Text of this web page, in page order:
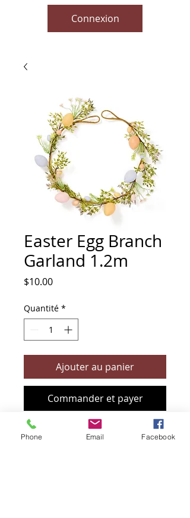
Connexion
Easter Egg Branch
Garland 1.2m
$10.00Prix
Quantité *
Ajouter au panier
Commander et payer
Phone Email Facebook